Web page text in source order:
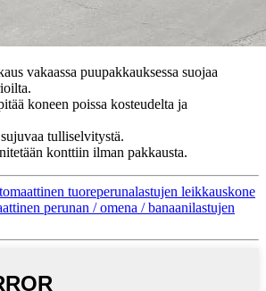
vakaassa puupakkauksessa suojaa
koneen poissa kosteudelta ja
tulliselvitystä.
konttiin ilman pakkausta.
tuoreperunalastujen leikkauskone
perunan / omena / banaanilastujen